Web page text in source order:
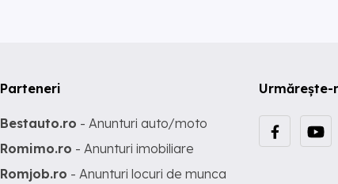
Urmărește-
Parteneri
Bestauto.ro - Anunturi auto/moto
Romimo.ro - Anunturi imobiliare
Romjob.ro - Anunturi locuri de munca